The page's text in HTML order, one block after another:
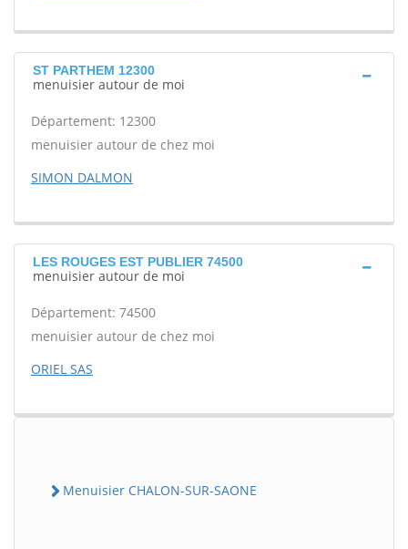
ST PARTHEM 12300
menuisier autour de moi
Département: 12300
menuisier autour de chez moi
SIMON DALMON
LES ROUGES EST PUBLIER 74500
menuisier autour de moi
Département: 74500
menuisier autour de chez moi
ORIEL SAS
Menuisier CHALON-SUR-SAONE